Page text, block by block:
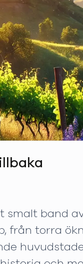
smalt band
från torra